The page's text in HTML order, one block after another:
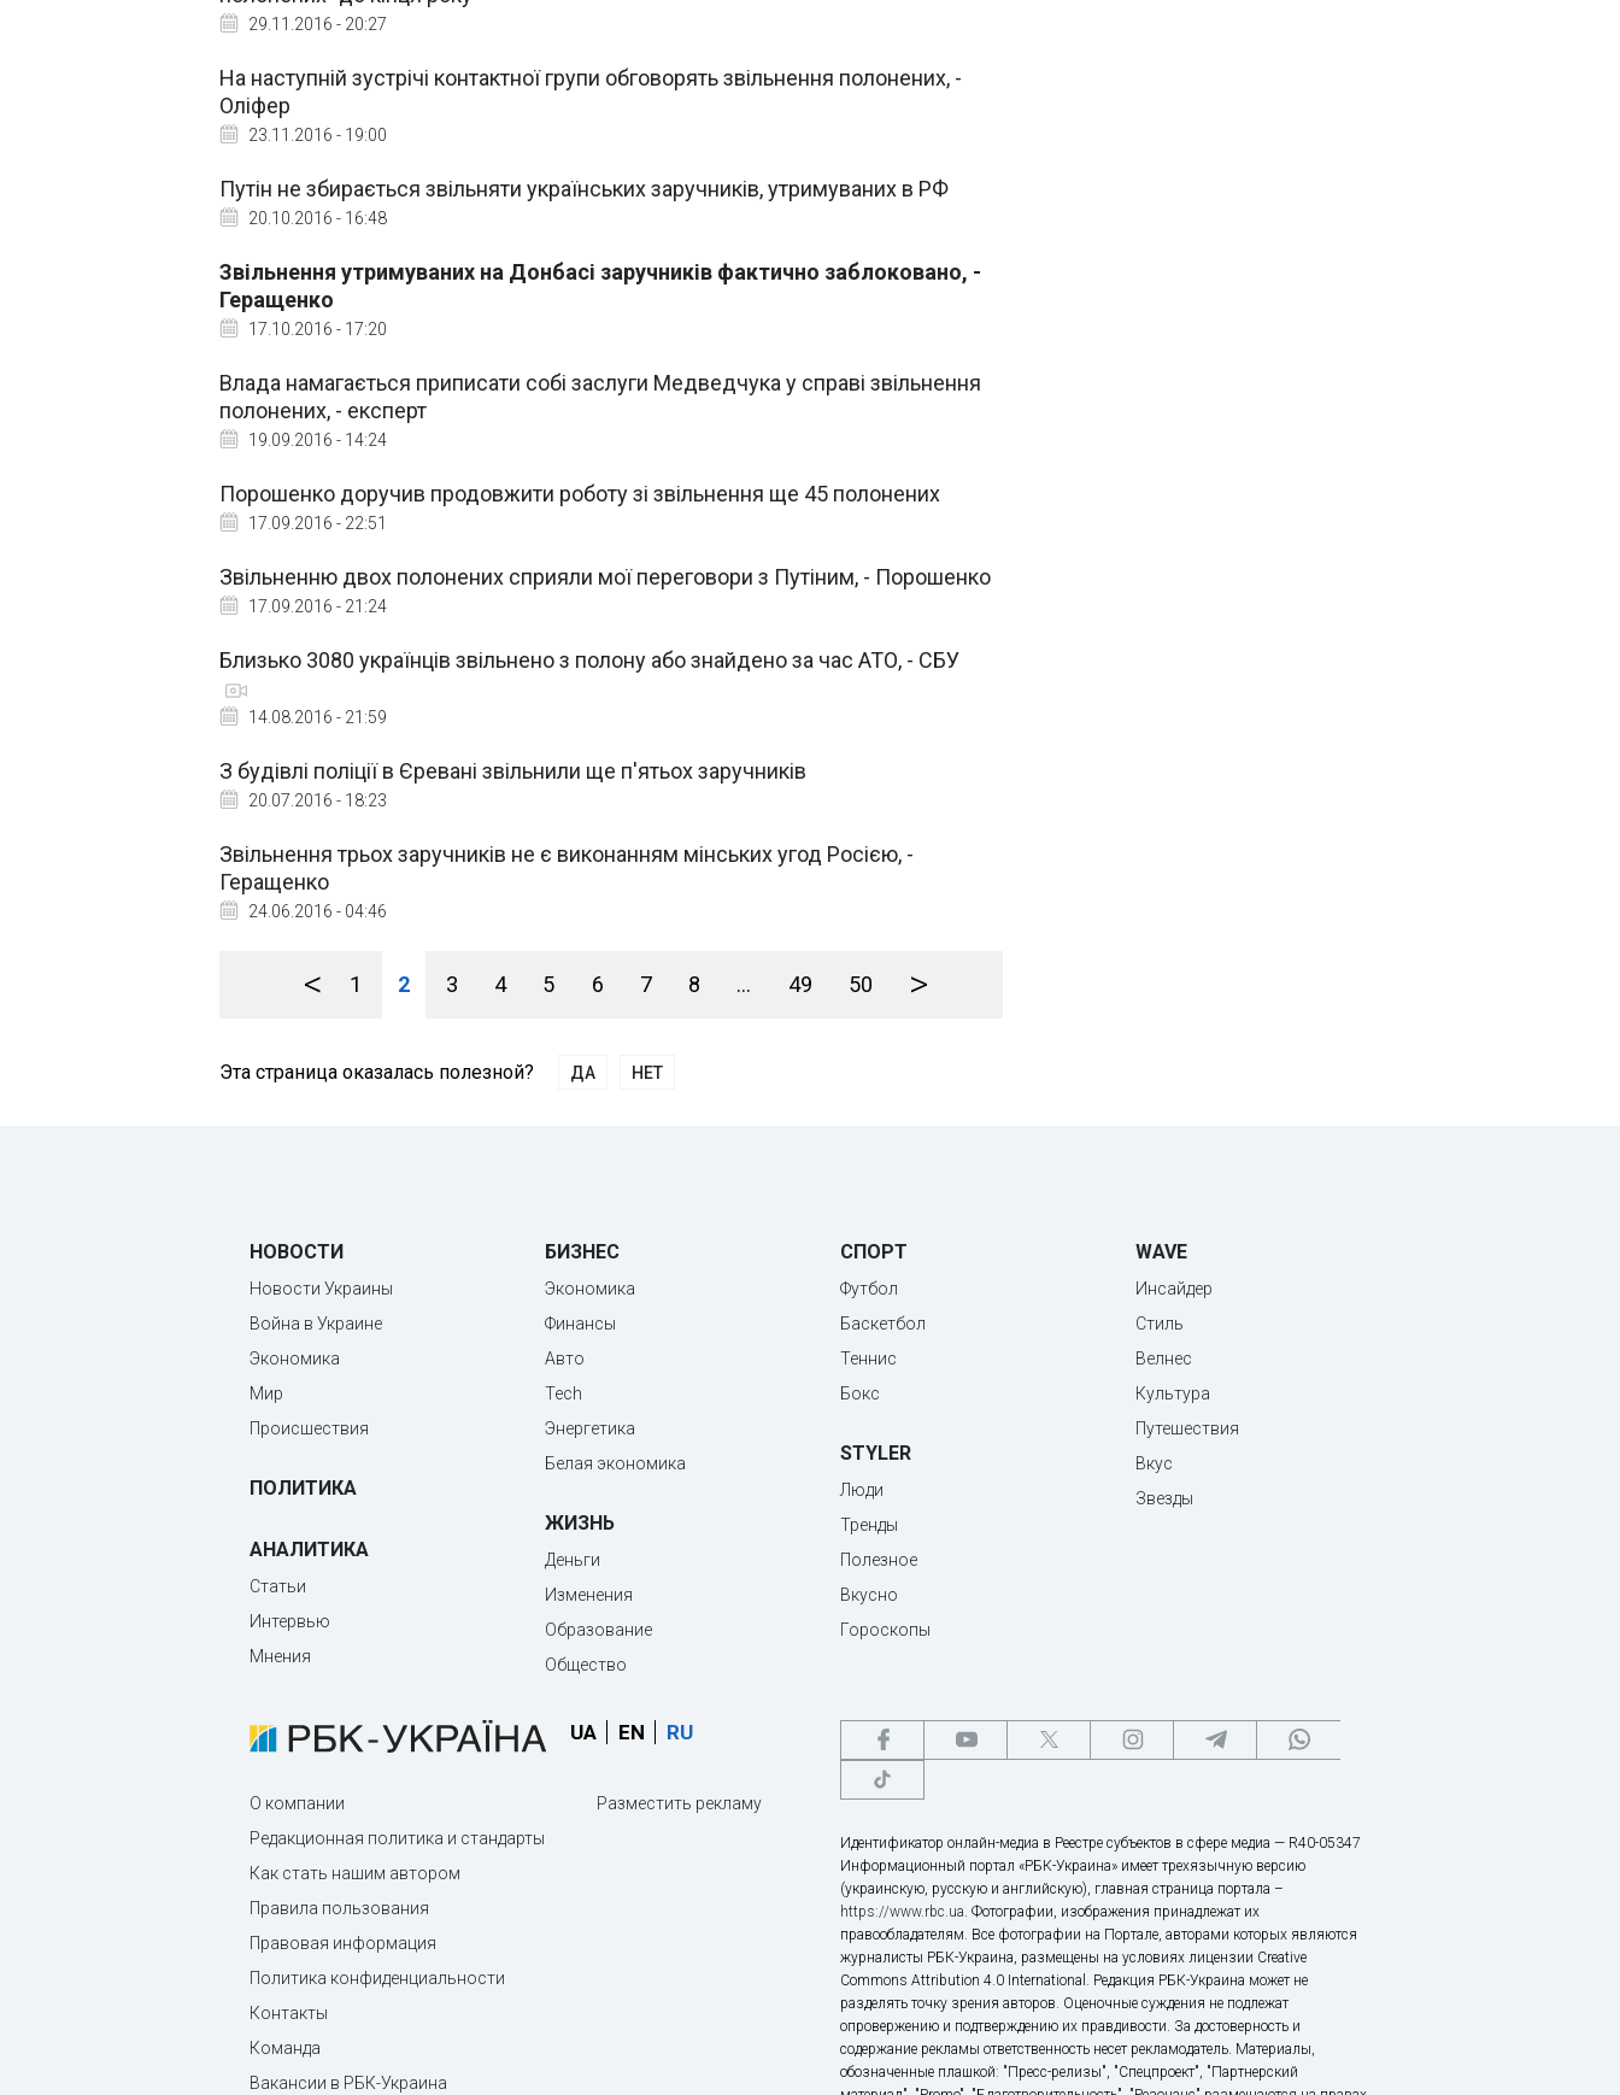
29.11.2016 - 20:27
На наступній зустрічі контактної групи обговорять звільнення полонених, -
Оліфер
23.11.2016 - 19:00
Путін не збирається звільняти українських заручників, утримуваних в РФ
20.10.2016 - 16:48
Звільнення утримуваних на Донбасі заручників фактично заблоковано, -
Геращенко
17.10.2016 - 17:20
Влада намагається приписати собі заслуги Медведчука у справі звільнення
полонених, - експерт
19.09.2016 - 14:24
Порошенко доручив продовжити роботу зі звільнення ще 45 полонених
17.09.2016 - 22:51
Звільненню двох полонених сприяли мої переговори з Путіним, - Порошенко
17.09.2016 - 21:24
Близько 3080 українців звільнено з полону або знайдено за час АТО, - СБУ
14.08.2016 - 21:59
З будівлі поліції в Єревані звільнили ще п'ятьох заручників
20.07.2016 - 18:23
Звільнення трьох заручників не є виконанням мінських угод Росією, -
Геращенко
24.06.2016 - 04:46
< 1 2 3 4 5 6 7 8 ... 49 50 >
Эта страница оказалась полезной? ДА НЕТ
НОВОСТИ
Новости Украины
Война в Украине
Экономика
Мир
Происшествия
ПОЛИТИКА
АНАЛИТИКА
Статьи
Интервью
Мнения
БИЗНЕС
Экономика
Финансы
Авто
Tech
Энергетика
Белая экономика
ЖИЗНЬ
Деньги
Изменения
Образование
Общество
СПОРТ
Футбол
Баскетбол
Теннис
Бокс
STYLER
Люди
Тренды
Полезное
Вкусно
Гороскопы
WAVE
Инсайдер
Стиль
Велнес
Культура
Путешествия
Вкус
Звезды
UA EN RU
О компании
Редакционная политика и стандарты
Как стать нашим автором
Правила пользования
Правовая информация
Политика конфиденциальности
Контакты
Команда
Вакансии в РБК-Украина
Разместить рекламу
Идентификатор онлайн-медиа в Реестре субъектов в сфере медиа — R40-05347
Информационный портал «РБК-Украина» имеет трехязычную версию
(украинскую, русскую и английскую), главная страница портала –
https://www.rbc.ua. Фотографии, изображения принадлежат их
правообладателям. Все фотографии на Портале, авторами которых являются
журналисты РБК-Украина, размещены на условиях лицензии Creative
Commons Attribution 4.0 International. Редакция РБК-Украина может не
разделять точку зрения авторов. Оценочные суждения не подлежат
опровержению и подтверждению их правдивости. За достоверность и
содержание рекламы ответственность несет рекламодатель. Материалы,
обозначенные плашкой: "Пресс-релизы", "Спецпроект", "Партнерский